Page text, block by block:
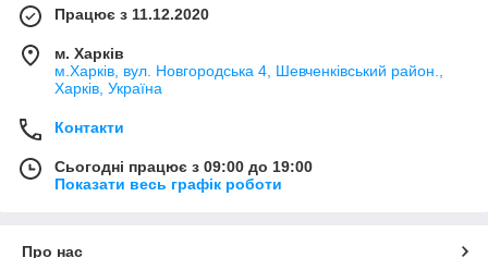
Працює з 11.12.2020
м. Харків
м.Харків, вул. Новгородська 4, Шевченківський район.,
Харків, Україна
Контакти
Сьогодні працює з 09:00 до 19:00
Показати весь графік роботи
Про нас